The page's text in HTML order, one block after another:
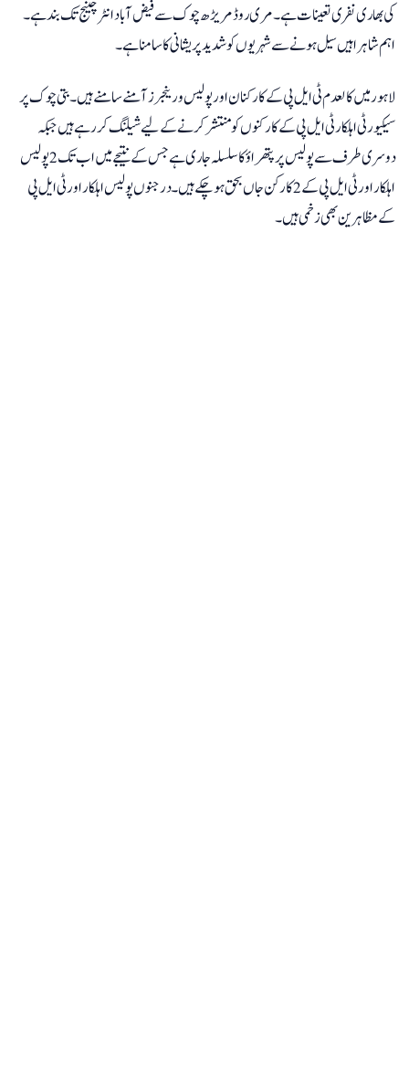
کی بھاری نفری تعینات ہے ۔ مری روڈ مریڑھ چوک سے فیض آباد انٹرچینج تک بند ہے۔
اہم شاہراہیں سیل ہونے سے شہریوں کو شدید پریشانی کا سامنا ہے۔
لاہور میں کالعدم ٹی ایل پی کے کارکنان اور پولیس و رینجرز آمنے سامنے ہیں۔ بتی چوک پر
سیکیورٹی اہلکار ٹی ایل پی کے کارکنوں کو منتشر کرنے کےلیے شیلنگ کررہے ہیں جبکہ
دوسری طرف سے پولیس پر پتھراؤ کا سلسلہ جاری ہے جس کے نتیجے میں اب تک 2 پولیس
اہلکار اور ٹی ایل پی کے 2 کارکن جاں بحق ہوچکے ہیں۔ درجنوں پولیس اہلکار اور ٹی ایل پی
کے مظاہرین بھی زخمی ہیں۔